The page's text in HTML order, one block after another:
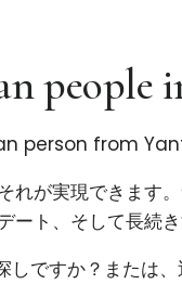
people
person from
が実現できます
ト、そして長続き
しですか？または